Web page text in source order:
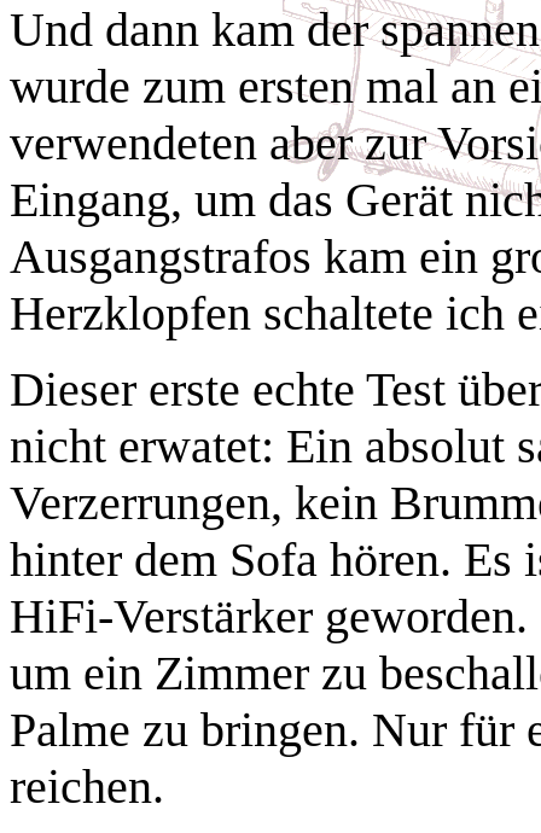
Und dann kam der
wurde zum ersten mal an
verwendeten aber zur
Eingang, um das Gerät
Ausgangstrafos kam ein
Herzklopfen schaltete ich
Dieser erste echte Test
nicht erwatet: Ein absolut
Verzerrungen, kein
hinter dem Sofa hören. Es
HiFi-Verstärker
um ein Zimmer zu
Palme zu bringen. Nur für
reichen.